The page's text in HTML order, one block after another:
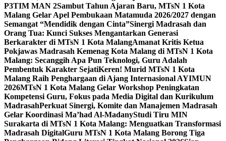
P3TIM MAN 2Sambut Tahun Ajaran Baru, MTsN 1 Kota
Malang Gelar Apel Pembukaan Matamuda 2026/2027 dengan
Semangat “Mendidik dengan Cinta”Sinergi Madrasah dan
Orang Tua: Kunci Sukses Mengantarkan Generasi
Berkarakter di MTsN 1 Kota MalangAmanat Kritis Ketua
Pokjawas Madrasah Kemenag Kota Malang di MTsN 1 Kota
Malang: Secanggih Apa Pun Teknologi, Guru Adalah
Pembentuk Karakter SejatiKeren! Murid MTsN 1 Kota
Malang Raih Penghargaan di Ajang Internasional AYIMUN
2026MTsN 1 Kota Malang Gelar Workshop Peningkatan
Kompetensi Guru, Fokus pada Media Digital dan Kurikulum
MadrasahPerkuat Sinergi, Komite dan Manajemen Madrasah
Gelar Koordinasi Ma’had Al-MadanyStudi Tiru MIN
Surakarta di MTsN 1 Kota Malang: Menguatkan Transformasi
Madrasah DigitalGuru MTsN 1 Kota Malang Borong Tiga